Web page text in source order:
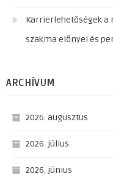
Karrierlehetőségek a
szakma előnyei és
ARCHÍVUM
2026. augusztus
2026. július
2026. június